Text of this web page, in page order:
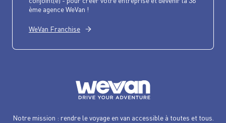
ème agence WeVan !
WeVan Franchise
Notre mission : rendre le voyage en van accessible à toutes et tous.